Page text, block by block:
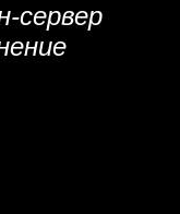
-сервер